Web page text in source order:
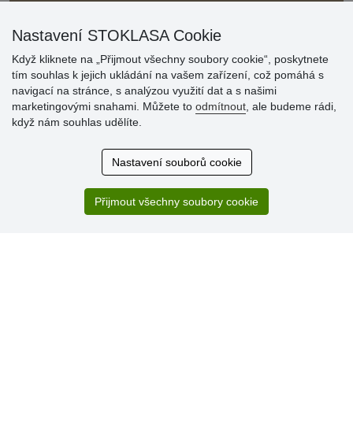
Hodnocení
zákazníků
Super obchod, kvalitní zboží za slušné ceny. Vřele
Nastavení STOKLASA Cookie
Když kliknete na „Přijmout všechny soubory cookie“, poskytnete
tím souhlas k jejich ukládání na vašem zařízení, což pomáhá s
navigací na stránce, s analýzou využití dat a s našimi
marketingovými snahami. Můžete to odmítnout , ale budeme rádi,
když nám souhlas udělíte.
Nastavení souborů cookie
Přijmout všechny soubory cookie